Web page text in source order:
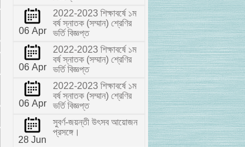
06 Apr
2022-2023 শিক্ষাবর্ষে ১ম
বর্ষ স্নাতক (সম্মান) শ্রেণির
ভর্তি বিজ্ঞপ্ত
06 Apr
2022-2023 শিক্ষাবর্ষে ১ম
বর্ষ স্নাতক (সম্মান) শ্রেণির
ভর্তি বিজ্ঞপ্ত
06 Apr
2022-2023 শিক্ষাবর্ষে ১ম
বর্ষ স্নাতক (সম্মান) শ্রেণির
ভর্তি বিজ্ঞপ্ত
28 Jun
সুবর্ণ-জয়ন্তী উৎসব আয়োজন
প্রসঙ্গে।